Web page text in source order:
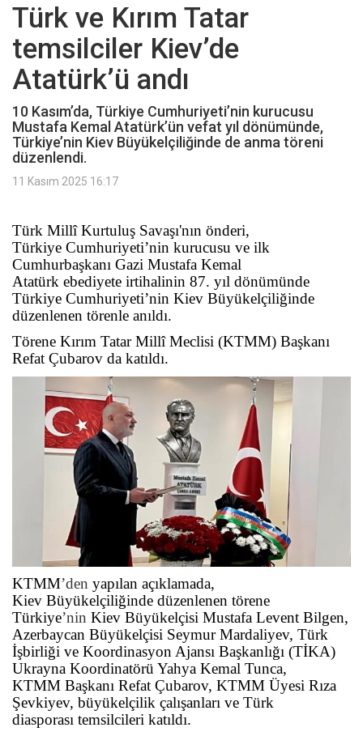
Türk ve Kırım Tatar
temsilciler Kiev’de
Atatürk’ü andı
10 Kasım’da, Türkiye Cumhuriyeti’nin kurucusu
Mustafa Kemal Atatürk’ün vefat yıl dönümünde,
Türkiye’nin Kiev Büyükelçiliğinde de anma töreni
düzenlendi.
11 Kasım 2025 16:17
Türk Millî Kurtuluş Savaşı'nın önderi,
Türkiye Cumhuriyeti’nin kurucusu ve ilk
Cumhurbaşkanı Gazi Mustafa Kemal
Atatürk ebediyete irtihalinin 87. yıl dönümünde
Türkiye Cumhuriyeti’nin Kiev Büyükelçiliğinde
düzenlenen törenle anıldı.
Törene Kırım Tatar Millî Meclisi (KTMM) Başkanı
Refat Çubarov da katıldı.
KTMM’den yapılan açıklamada,
Kiev Büyükelçiliğinde düzenlenen törene
Türkiye’nin Kiev Büyükelçisi Mustafa Levent Bilgen,
Azerbaycan Büyükelçisi Seymur Mardaliyev, Türk
İşbirliği ve Koordinasyon Ajansı Başkanlığı (TİKA)
Ukrayna Koordinatörü Yahya Kemal Tunca,
KTMM Başkanı Refat Çubarov, KTMM Üyesi Rıza
Şevkiyev, büyükelçilik çalışanları ve Türk
diasporası temsilcileri katıldı.